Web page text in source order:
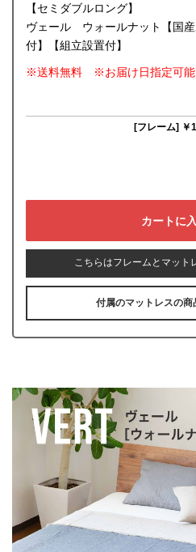
【セミダブルロング】
ヴェール ウォールナット【国
付】【組立設置付】
※送料無料 ※お届け日指定可能
[フレーム] ￥
こちらはフレームとマット
付属のマットレスの商